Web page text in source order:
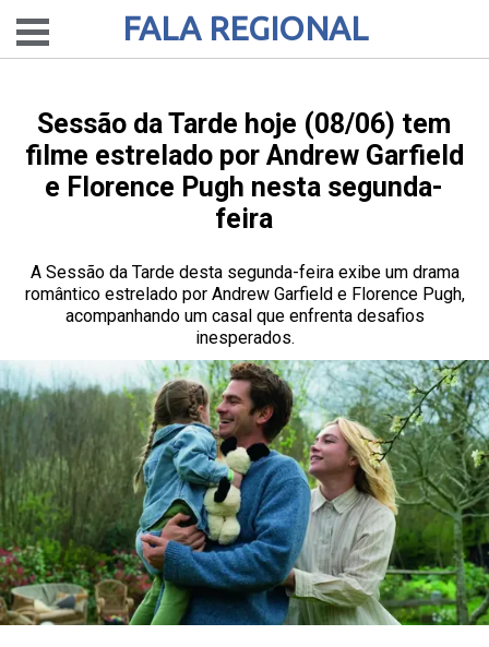
FALA REGIONAL
Sessão da Tarde hoje (08/06) tem
filme estrelado por Andrew Garfield
e Florence Pugh nesta segunda-
feira
A Sessão da Tarde desta segunda-feira exibe um drama
romântico estrelado por Andrew Garfield e Florence Pugh,
acompanhando um casal que enfrenta desafios
inesperados.